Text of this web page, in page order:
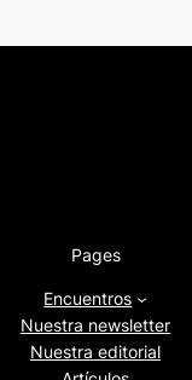
Pages
Encuentros
Nuestra newsletter
Nuestra editorial